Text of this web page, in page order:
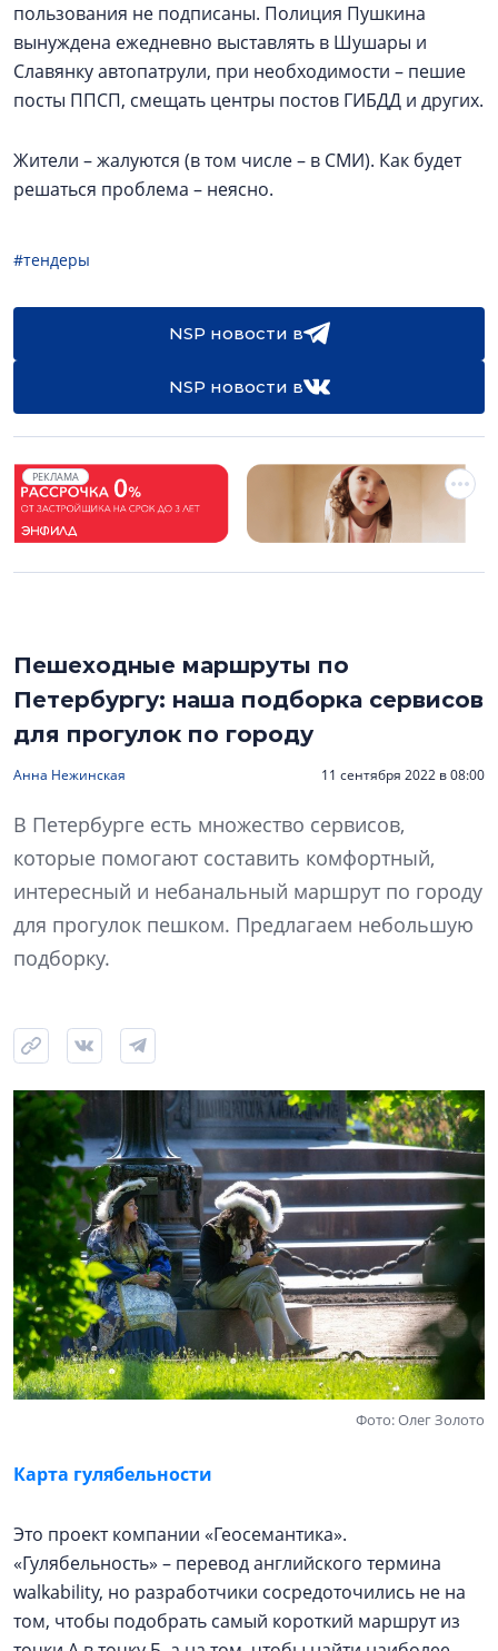
пользования не подписаны. Полиция Пушкина
вынуждена ежедневно выставлять в Шушары и
Славянку автопатрули, при необходимости – пешие
посты ППСП, смещать центры постов ГИБДД и других.
Жители – жалуются (в том числе – в СМИ). Как будет
решаться проблема – неясно.
#тендеры
NSP новости в
NSP новости в
РЕКЛАМА
Пешеходные маршруты по
Петербургу: наша подборка сервисов
для прогулок по городу
Анна Нежинская 11 сентября 2022 в 08:00
В Петербурге есть множество сервисов,
которые помогают составить комфортный,
интересный и небанальный маршрут по городу
для прогулок пешком. Предлагаем небольшую
подборку.
Фото: Олег Золото
Карта гулябельности
Это проект компании «Геосемантика».
«Гулябельность» – перевод английского термина
walkability, но разработчики сосредоточились не на
том, чтобы подобрать самый короткий маршрут из